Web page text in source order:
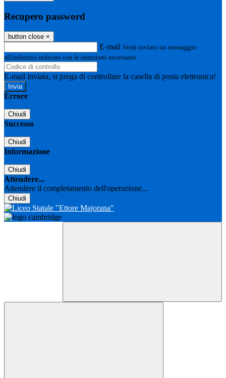
Recupero password
button close ×
E-mail Verrà inviato un messaggio
all'indirizzo indicato con le istruzioni necessarie.
E-mail inviata, si prega di controllare la casella di posta elettronica!
Errore
Chiudi
Successo
Chiudi
Informazione
Chiudi
Attendere...
Attendere il completamento dell'operazione...
Chiudi